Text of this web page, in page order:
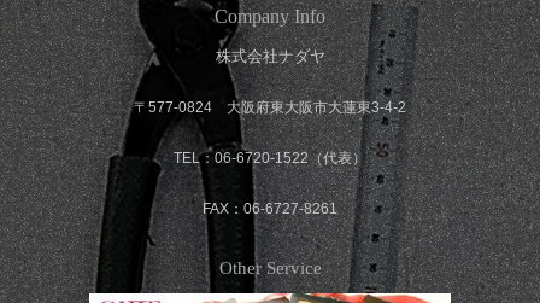
Company Info
株式会社ナダヤ
〒577-0824 大阪府東大阪市大蓮東3-4-2
TEL：06-6720-1522（代表）
FAX：06-6727-8261
Other Service